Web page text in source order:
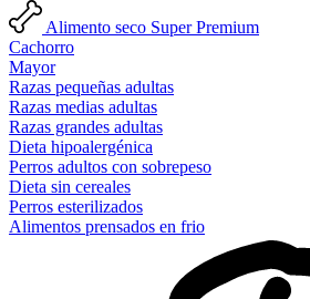
Alimento seco Super Premium
Cachorro
Mayor
Razas pequeñas adultas
Razas medias adultas
Razas grandes adultas
Dieta hipoalergénica
Perros adultos con sobrepeso
Dieta sin cereales
Perros esterilizados
Alimentos prensados en frio